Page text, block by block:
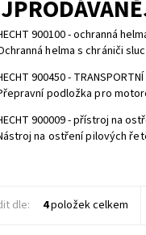
900100 - ochranná
helma s chrániči
900450 -
podložka pro
900009 - přístroj na
na ostření pilových
dle: 4položek celkem